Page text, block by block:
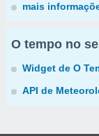
mais
O tempo no
Widget de O
API de